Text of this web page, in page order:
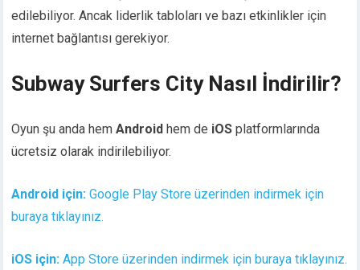
edilebiliyor. Ancak liderlik tabloları ve bazı etkinlikler için
internet bağlantısı gerekiyor.
Subway Surfers City Nasıl İndirilir?
Oyun şu anda hemAndroid hem de iOS platformlarında
ücretsiz olarak indirilebiliyor.
Android için: Google Play Store üzerinden indirmek için
buraya tıklayınız.
iOS için: App Store üzerinden indirmek için buraya tıklayınız.